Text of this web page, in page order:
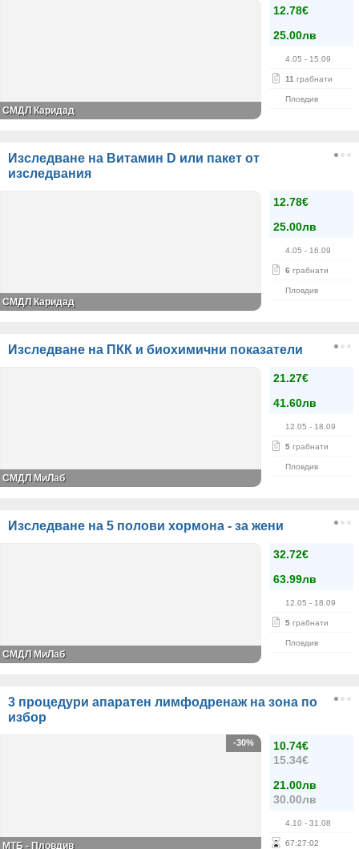
12.78€
25.00лв
4.05 - 15.09
11 грабнати
Пловдив
СМДЛ Каридад
Изследване на Витамин D или пакет от
изследвания
12.78€
25.00лв
4.05 - 16.09
6 грабнати
Пловдив
СМДЛ Каридад
Изследване на ПКК и биохимични показатели
21.27€
41.60лв
12.05 - 18.09
5 грабнати
Пловдив
СМДЛ МиЛаб
Изследване на 5 полови хормона - за жени
32.72€
63.99лв
12.05 - 18.09
5 грабнати
Пловдив
СМДЛ МиЛаб
3 процедури апаратен лимфодренаж на зона по
избор
10.74€
15.34€
21.00лв
30.00лв
4.10 - 31.08
67:27:02
-30%
МТБ - Пловдив